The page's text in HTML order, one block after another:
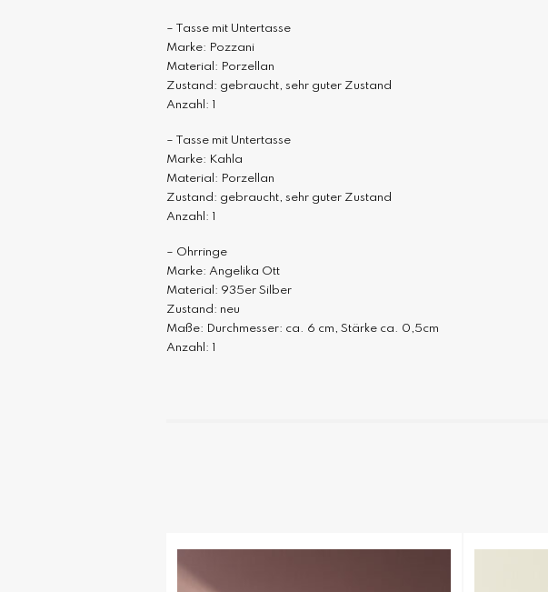
– Tasse mit Untertasse
Marke: Pozzani
Material: Porzellan
Zustand: gebraucht, sehr guter Zustand
Anzahl: 1
– Tasse mit Untertasse
Marke: Kahla
Material: Porzellan
Zustand: gebraucht, sehr guter Zustand
Anzahl: 1
– Ohrringe
Marke: Angelika Ott
Material: 935er Silber
Zustand: neu
Maße: Durchmesser: ca. 6 cm, Stärke ca. 0,5cm
Anzahl: 1